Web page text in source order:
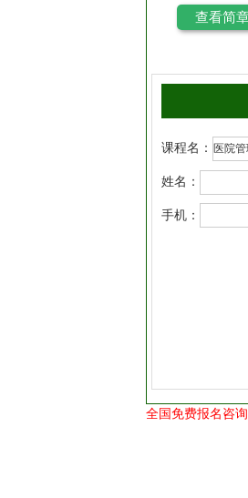
查看简
课程名：
姓名：
手机：
全国免费报名咨